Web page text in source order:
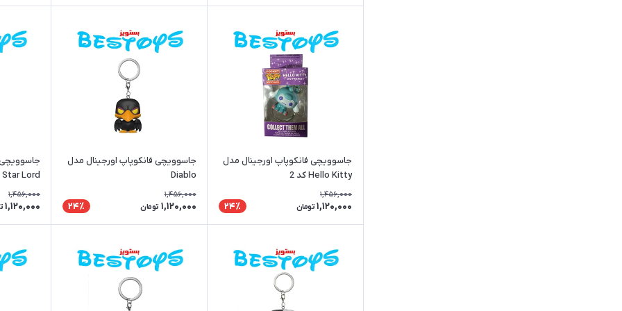
جاسوویچی فانکوپاپ اورجینال مدل
Hello Kitty کد 2
1,456,000
1,120,000 تومان 24٪
جاسوویچی فانکوپاپ اورجینال مدل
Diablo
1,456,000
1,120,000 تومان 24٪
جاسوویچی
Star Lord
1,456,000
1,120,000